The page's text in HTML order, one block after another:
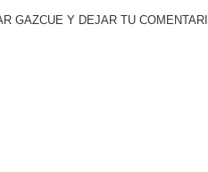
GAZCUE Y DEJAR TU